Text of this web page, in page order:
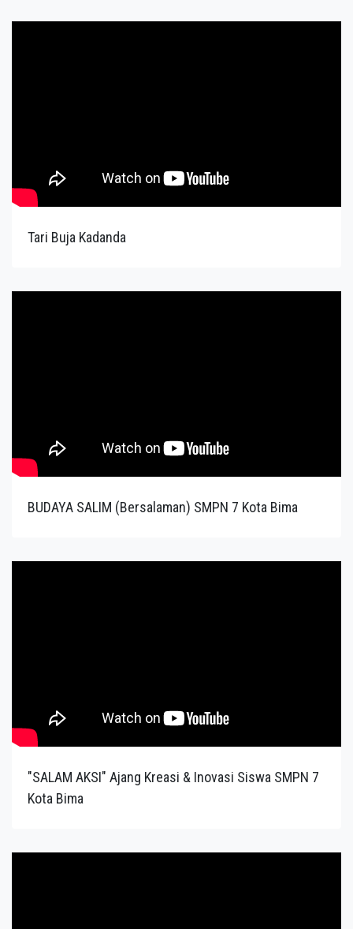
Tari Buja Kadanda
BUDAYA SALIM (Bersalaman) SMPN 7 Kota Bima
"SALAM AKSI" Ajang Kreasi & Inovasi Siswa SMPN 7
Kota Bima